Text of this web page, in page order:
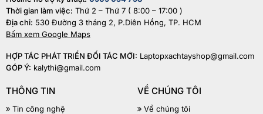
Thời gian làm việc: Thứ 2 – Thứ 7 ( 8:00 – 17:00 )
Địa chỉ: 530 Đường 3 tháng 2, P.Diên Hồng, TP. HCM
Bấm xem Google Maps
HỢP TÁC PHÁT TRIỂN ĐỐI TÁC MỚI: Laptopxachtayshop@gmail.com
GÓP Ý: kalythi@gmail.com
THÔNG TIN
Tin công nghệ
VỀ CHÚNG TÔI
Về chúng tôi